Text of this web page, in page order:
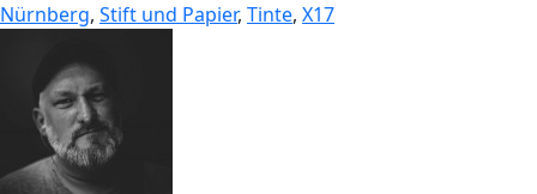
Nürnberg, Stift und Papier, Tinte, X17